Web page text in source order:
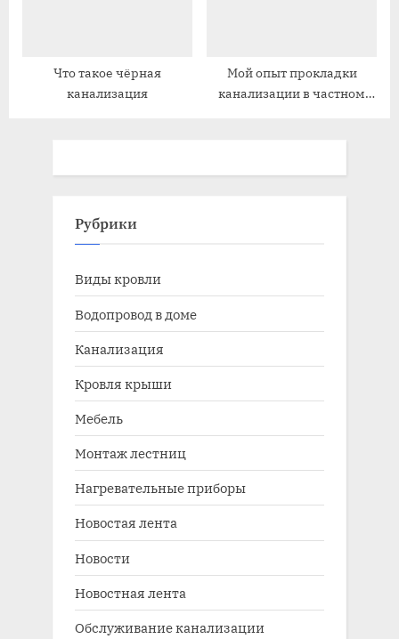
Что такое чёрная
канализация
Мой опыт прокладки
канализации в частном
Рубрики
Виды кровли
Водопровод в доме
Канализация
Кровля крыши
Мебель
Монтаж лестниц
Нагревательные приборы
Новостая лента
Новости
Новостная лента
Обслуживание канализации